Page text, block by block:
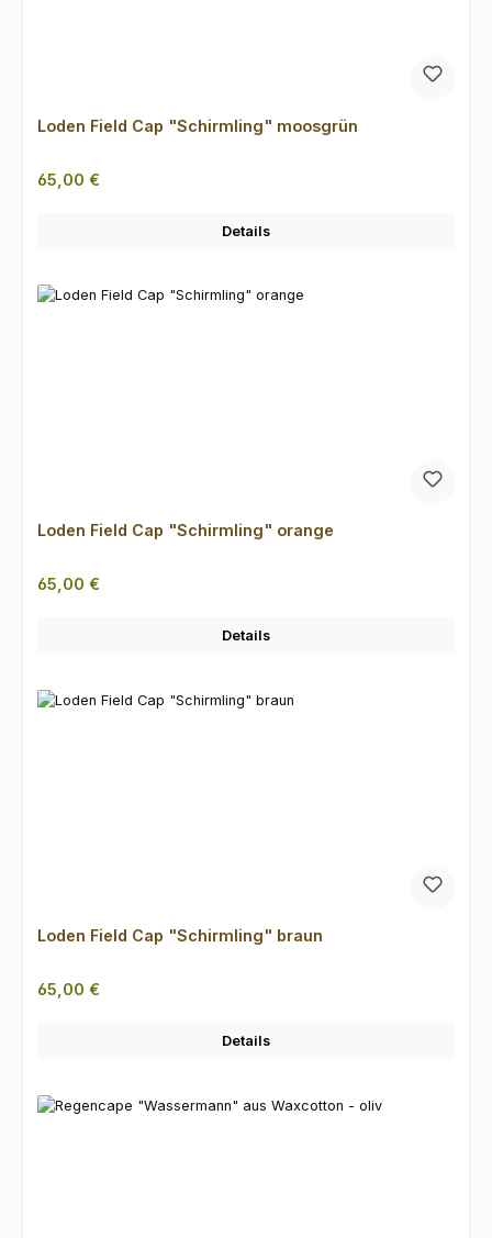
Loden Field Cap "Schirmling" moosgrün
Regulärer Preis:
65,00 €
Details
Loden Field Cap "Schirmling" orange
Regulärer Preis:
65,00 €
Details
Loden Field Cap "Schirmling" braun
Regulärer Preis:
65,00 €
Details